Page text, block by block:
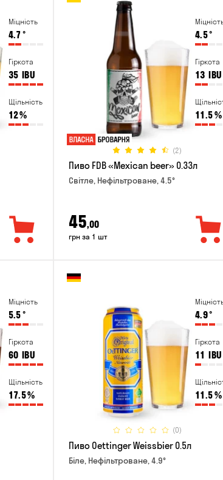
Міцність
4.7°
Гіркота
35 IBU
Щільність
12%
4.5°
Гіркота
13 IBU
11.5%
(2)
Пиво FDB «Mexican beer» 0.33л
Світле, Нефільтроване, 4.5°
45,00
грн за 1 шт
Міцність
5.5°
Гіркота
60 IBU
Щільність
17.5%
4.9°
Гіркота
11 IBU
11.5%
(0)
Пиво Oettinger Weissbier 0.5л
Біле, Нефільтроване, 4.9°